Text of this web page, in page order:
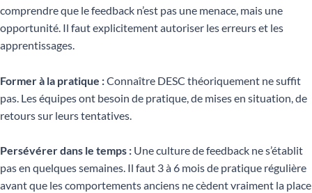
comprendre que le feedback n’est pas une menace, mais une
opportunité. Il faut explicitement autoriser les erreurs et les
apprentissages.
Former à la pratique :Connaître DESC théoriquement ne suffit
pas. Les équipes ont besoin de pratique, de mises en situation, de
retours sur leurs tentatives.
Persévérer dans le temps : Une culture de feedback ne s’établit
pas en quelques semaines. Il faut 3 à 6 mois de pratique régulière
avant que les comportements anciens ne cèdent vraiment la place